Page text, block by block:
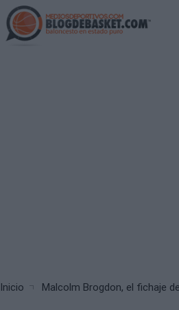
Skip
to
main
Inicio Malcolm Brogdon, el fichaje